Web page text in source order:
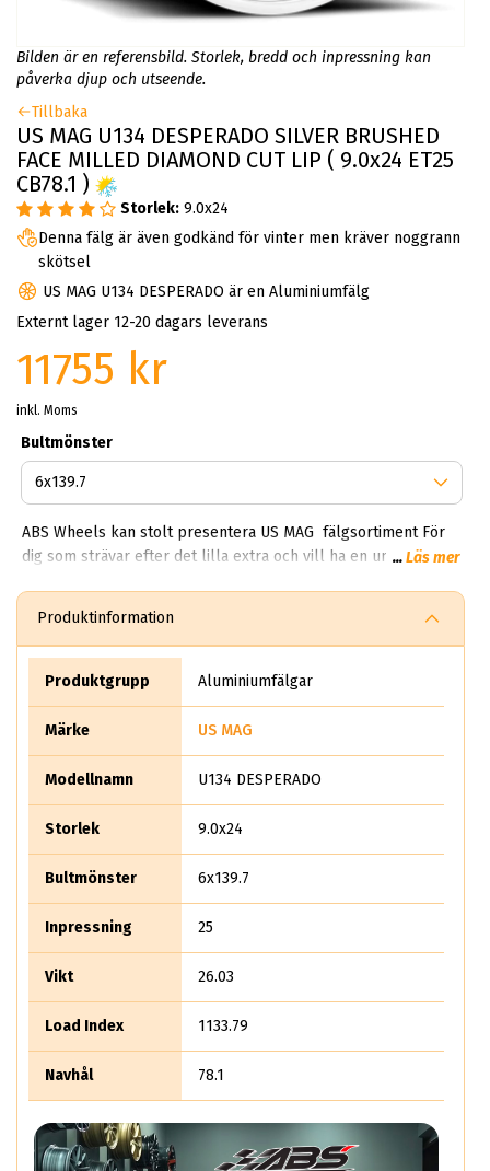
Bilden är en referensbild. Storlek, bredd och inpressning kan
påverka djup och utseende.
Tillbaka
US MAG U134 DESPERADO SILVER BRUSHED
FACE MILLED DIAMOND CUT LIP ( 9.0x24 ET25
CB78.1 )
Storlek: 9.0x24
Denna fälg är även godkänd för vinter men kräver noggrann
skötsel
US MAG U134 DESPERADO är en Aluminiumfälg
Externt lager 12-20 dagars leverans
11755 kr
inkl. Moms
Bultmönster
ABS Wheels kan stolt presentera US MAG fälgsortiment För
dig som strävar efter det lilla extra och vill ha en unik fälg så
registreringsnummer eller manuellt välja bilmodell så får du
fram rätt rekommendationer av däck och fälgar till rätt pris.
Våra experter med många års erfarenhet har skräddarsytt
Bromssystem, Hjulens tekniska specifikationer och dimension
fälgar på abswheels.se så gör du en trygg och säker affär
...Läs mer
Produktinformation
Produktgrupp Aluminiumfälgar
Märke US MAG
Modellnamn U134 DESPERADO
Storlek 9.0x24
Bultmönster 6x139.7
Inpressning 25
Vikt 26.03
Load Index 1133.79
Navhål 78.1